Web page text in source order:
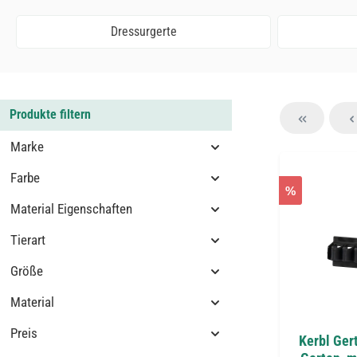
Dressurgerte
Produkte filtern
Marke
Farbe
Material Eigenschaften
Tierart
Größe
Material
Preis
%
Kerbl